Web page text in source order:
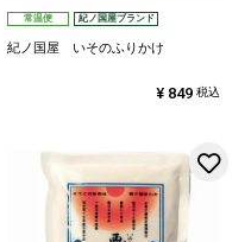
常温便 紀ノ国屋ブランド
紀ノ国屋 いそのふりかけ
¥ 849 税込
お気に入りに登録する